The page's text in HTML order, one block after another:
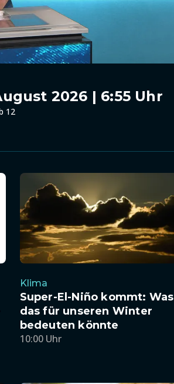
2026 | 6:55 Uhr
12
Klima
Super-El-Niño kommt: Was
das für unseren Winter
bedeuten könnte
10:00 Uhr